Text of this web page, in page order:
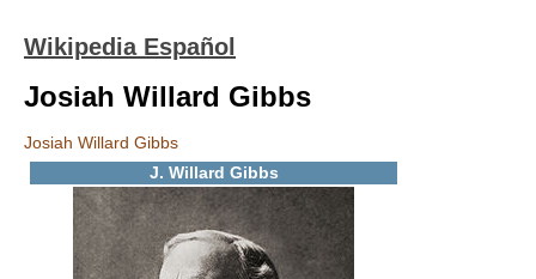
Wikipedia Español
Josiah Willard Gibbs
Josiah Willard Gibbs
J. Willard Gibbs